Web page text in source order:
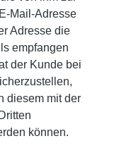
Mail-Adresse
Adresse die
empfangen
der Kunde bei
diesem mit der
können.